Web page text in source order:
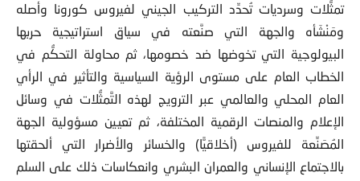
تمثُّلات وسرديات تُحدِّد التركيب الجيني لفيروس كورونا وأصله
ومَنْشَأه والجهة التي صنَّعته في سياق استراتيجية حربها
البيولوجية التي تخوضها ضد خصومها، ثم محاولة التحكُّم في
الخطاب العام على مستوى الرؤية السياسية والتأثير في الرأي
العام المحلي والعالمي عبر الترويج لهذه التَّمثُّلات في وسائل
الإعلام والمنصات الرقمية المختلفة، ثم تعيين مسؤولية الجهة
المُصَنِّعة للفيروس (أخلاقيًّا) والخسائر والأضرار التي ألحقتها
بالاجتماع الإنساني والعمران البشري وانعكاسات ذلك على السلم